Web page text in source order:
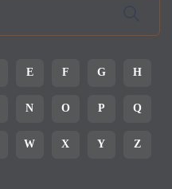
E F G H
N O P Q
W X Y Z